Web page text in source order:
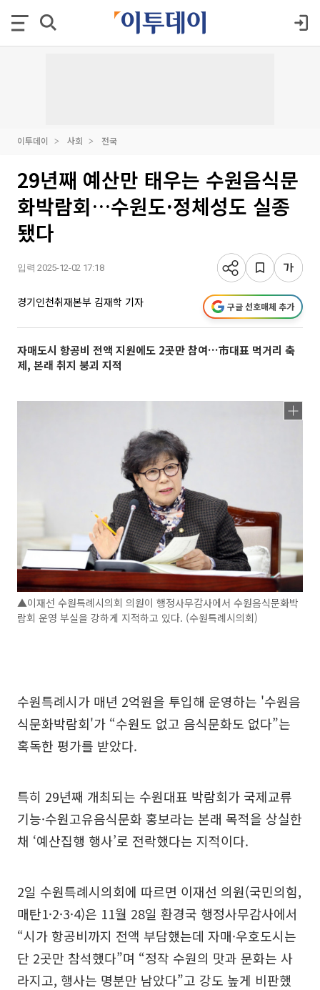
이투데이 사회 전국
29년째 예산만 태우는 수원음식문
화박람회…수원도·정체성도 실종
됐다
입력 2025-12-02 17:18
경기인천취재본부 김재학 기자 구글 선호매체 추가
자매도시 항공비 전액 지원에도 2곳만 참여…市대표 먹거리 축
제, 본래 취지 붕괴 지적
▲이재선 수원특례시의회 의원이 행정사무감사에서 수원음식문화박
람회 운영 부실을 강하게 지적하고 있다. (수원특례시의회)
수원특례시가 매년 2억원을 투입해 운영하는 '수원음
식문화박람회'가 “수원도 없고 음식문화도 없다”는
혹독한 평가를 받았다.
특히 29년째 개최되는 수원대표 박람회가 국제교류
기능·수원고유음식문화 홍보라는 본래 목적을 상실한
채 ‘예산집행 행사’로 전락했다는 지적이다.
2일 수원특례시의회에 따르면 이재선 의원(국민의힘,
매탄1·2·3·4)은 11월 28일 환경국 행정사무감사에서
“시가 항공비까지 전액 부담했는데 자매·우호도시는
단 2곳만 참석했다”며 “정작 수원의 맛과 문화는 사
라지고, 행사는 명분만 남았다”고 강도 높게 비판했